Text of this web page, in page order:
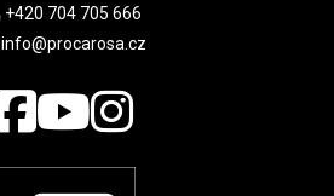
+420 704 705 666
info@procarosa.cz